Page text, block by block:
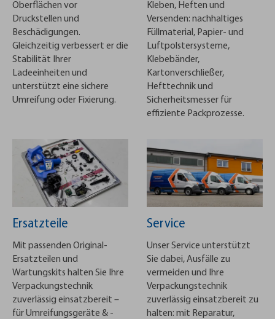
Oberflächen vor
Druckstellen und
Beschädigungen.
Gleichzeitig verbessert er die
Stabilität Ihrer
Ladeeinheiten und
unterstützt eine sichere
Umreifung oder Fixierung.
Kleben, Heften und
Versenden: nachhaltiges
Füllmaterial, Papier- und
Luftpolstersysteme,
Klebebänder,
Kartonverschließer,
Hefttechnik und
Sicherheitsmesser für
effiziente Packprozesse.
Ersatzteile
Mit passenden Original-
Ersatzteilen und
Wartungskits halten Sie Ihre
Verpackungstechnik
zuverlässig einsatzbereit –
für Umreifungsgeräte & -
Service
Unser Service unterstützt
Sie dabei, Ausfälle zu
vermeiden und Ihre
Verpackungstechnik
zuverlässig einsatzbereit zu
halten: mit Reparatur,